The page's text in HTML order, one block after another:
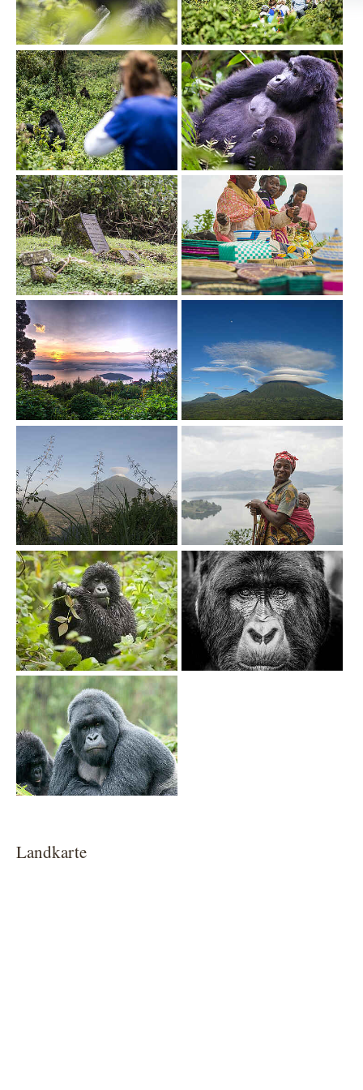
Show larger version Show larger version
Show larger version Show larger version
Show larger version
Show larger version Show larger version
Show larger version Show larger version
Show larger version
Landkarte